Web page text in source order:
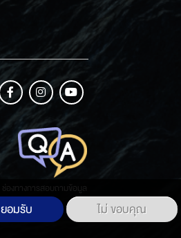
ช่องทางการสอบถามข้อมูล
ยอมรับ ไม่ ขอบคุณ